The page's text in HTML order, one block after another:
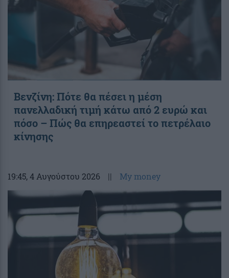
Βενζίνη: Πότε θα πέσει η μέση
πανελλαδική τιμή κάτω από 2 ευρώ και
πόσο – Πώς θα επηρεαστεί το πετρέλαιο
κίνησης
19:45, 4 Αυγούστου 2026 || My money